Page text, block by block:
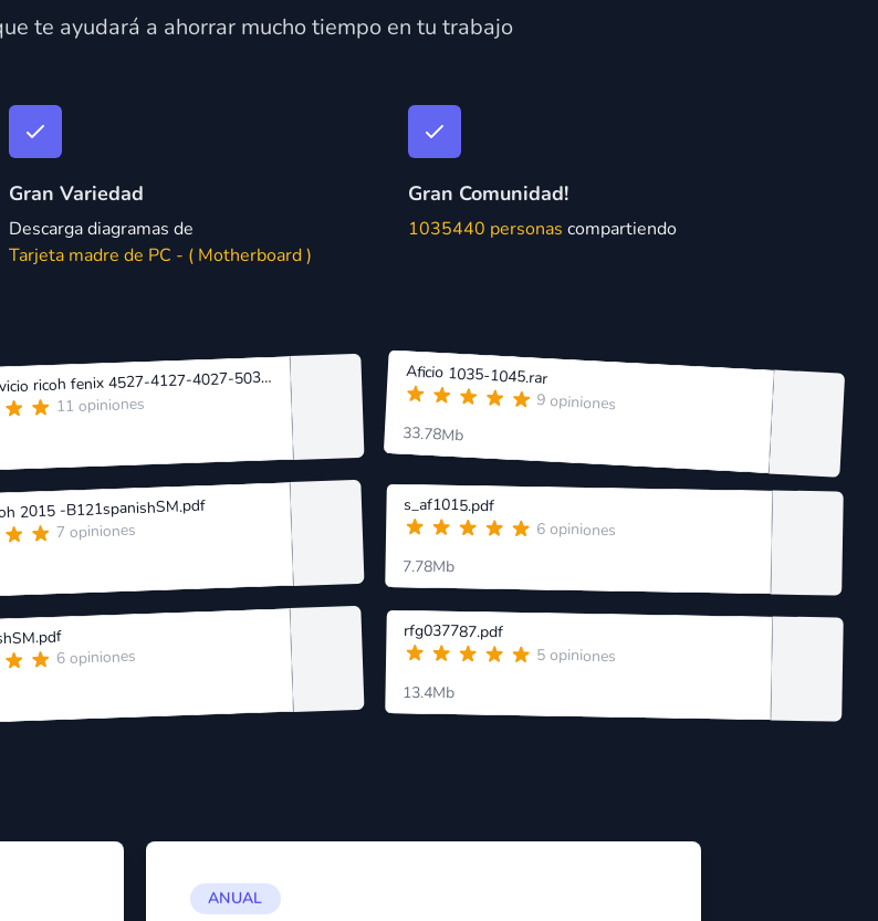
te ayudará a ahorrar mucho tiempo en tu trabajo
Gran Variedad
Descarga diagramas de
Tarjeta madre de PC - ( Motherboard )
Gran Comunidad!
1035440 personas compartiendo
anual servicio ricoh fenix 4527-4127-4027-5035-5135-5535.pdf
11 opiniones
Aficio 1035-1045.rar
9 opiniones
33.78Mb
2015 -B121spanishSM.pdf
7 opiniones
s_af1015.pdf
6 opiniones
7.78Mb
6 opiniones
rfg037787.pdf
5 opiniones
13.4Mb
ANUAL